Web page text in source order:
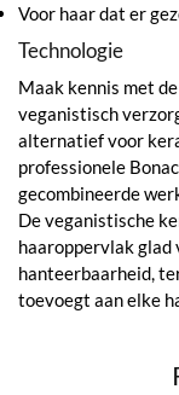
Voor haar dat er
Technologie
Maak kennis met
veganistisch
alternatief voor
professionele
gecombineerde
De veganistische
haaroppervlak glad
hanteerbaarheid,
toevoegt aan elke